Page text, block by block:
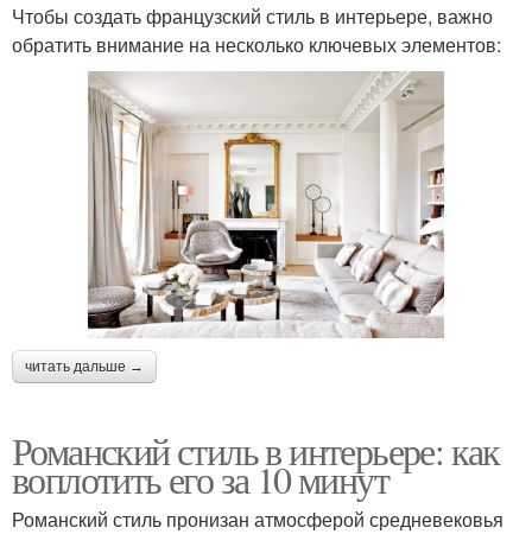
Чтобы создать французский стиль в интерьере, важно
обратить внимание на несколько ключевых элементов:
читать дальше →
Романский стиль в интерьере: как
воплотить его за 10 минут
Романский стиль пронизан атмосферой средневековья